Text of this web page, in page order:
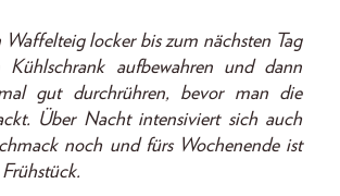
locker bis zum nächsten Tag
Kühlschrank aufbewahren und dann
gut durchrühren, bevor man die
Über Nacht intensiviert sich auch
noch und fürs Wochenende ist